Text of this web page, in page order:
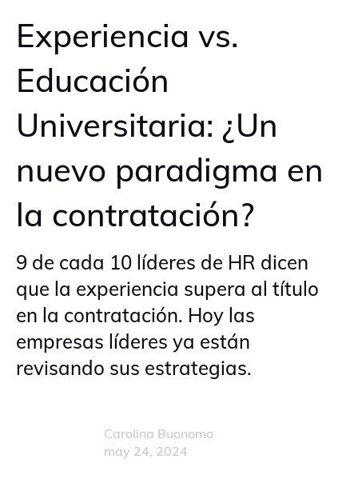
Experiencia vs.
Educación
Universitaria: ¿Un
nuevo paradigma en
la contratación?
9 de cada 10 líderes de HR dicen
que la experiencia supera al título
en la contratación. Hoy las
empresas líderes ya están
revisando sus estrategias.
Carolina Buonomo
may 24, 2024